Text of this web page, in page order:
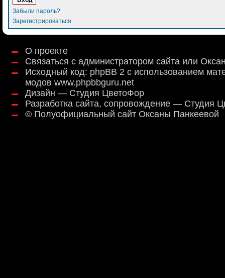
Забыли пароль?
Зарегистрироваться
О проекте
Связаться с администратором сайта или
Исходный код: phpBB 2 с использованием
модов www.phpbbguru.net
Дизайн — Студия ЦветоФор
Разработка сайта, сопровождение — Студия
© Полуофициальный сайт Оксаны Панкеевой